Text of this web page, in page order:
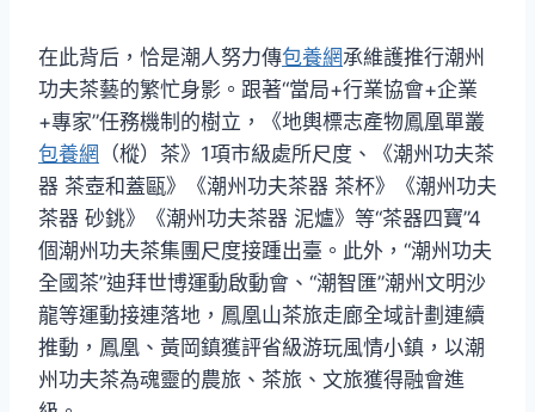
在此背后，恰是潮人努力傳包養網承維護推行潮州
功夫茶藝的繁忙身影。跟著“當局+行業協會+企業
+專家”任務機制的樹立，《地輿標志產物鳳凰單叢
包養網 （樅）茶》1項市級處所尺度、《潮州功夫茶
器 茶壺和蓋甌》《潮州功夫茶器 茶杯》《潮州功夫
茶器 砂銚》《潮州功夫茶器 泥爐》等“茶器四寶”4
個潮州功夫茶集團尺度接踵出臺。此外，“潮州功夫
全國茶”迪拜世博運動啟動會、“潮智匯”潮州文明沙
龍等運動接連落地，鳳凰山茶旅走廊全域計劃連續
推動，鳳凰、黃岡鎮獲評省級游玩風情小鎮，以潮
州功夫茶為魂靈的農旅、茶旅、文旅獲得融會進